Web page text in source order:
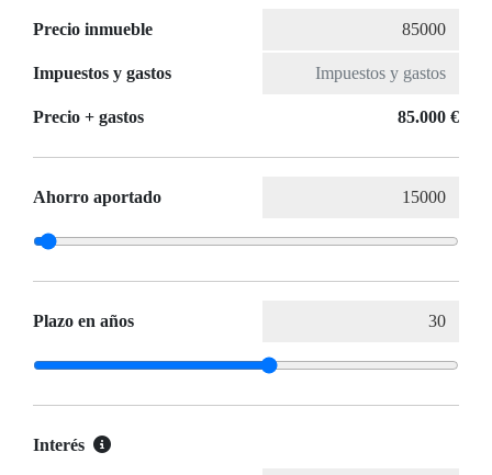
Precio inmueble
Impuestos y gastos
Precio + gastos 85.000 €
Ahorro aportado
Plazo en años
Interés